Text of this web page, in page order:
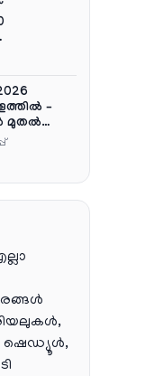
–
മുതൽ
വരെ
ഷെഡ്യൂൾ,